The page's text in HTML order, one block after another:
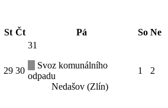
St Čt Pá So Ne
29 30
31
Svoz komunálního
odpadu
Nedašov (Zlín)
1 2